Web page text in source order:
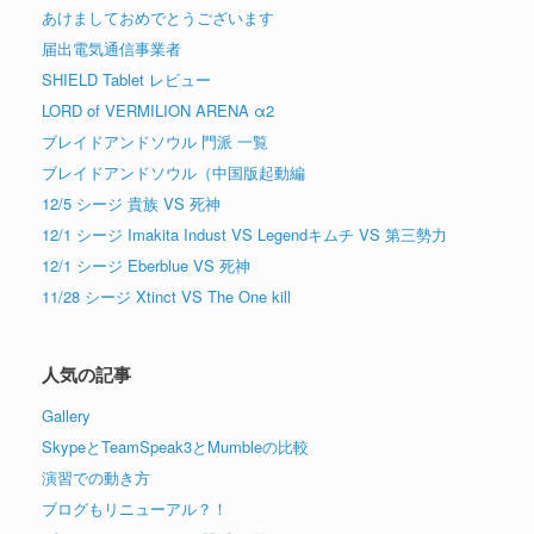
あけましておめでとうございます
届出電気通信事業者
SHIELD Tablet レビュー
LORD of VERMILION ARENA α2
ブレイドアンドソウル 門派 一覧
ブレイドアンドソウル（中国版起動編
12/5 シージ 貴族 VS 死神
12/1 シージ Imakita Indust VS Legendキムチ VS 第三勢力
12/1 シージ Eberblue VS 死神
11/28 シージ Xtinct VS The One kill
人気の記事
Gallery
SkypeとTeamSpeak3とMumbleの比較
演習での動き方
ブログもリニューアル？！